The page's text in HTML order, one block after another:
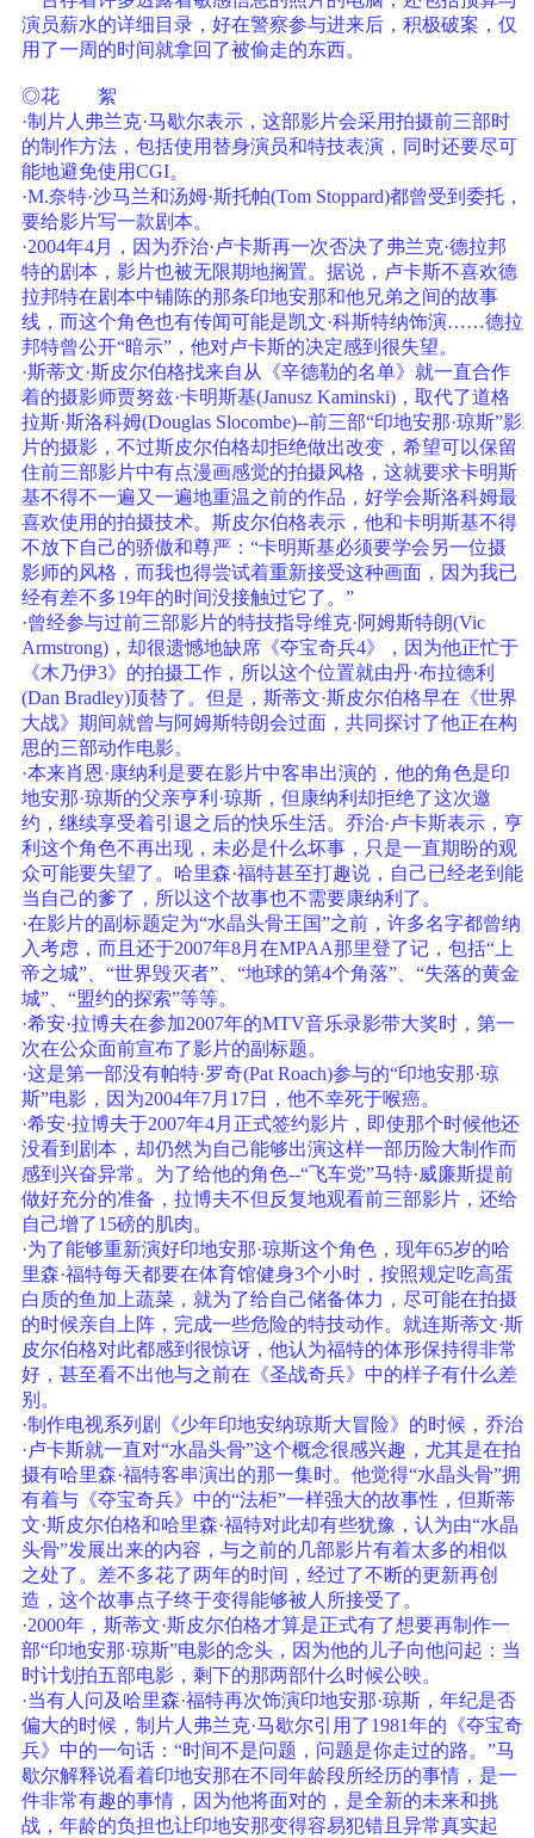
演员薪水的详细目录，好在警察参与进来后，积极破案，仅
用了一周的时间就拿回了被偷走的东西。
◎花 絮
·制片人弗兰克·马歇尔表示，这部影片会采用拍摄前三部时
的制作方法，包括使用替身演员和特技表演，同时还要尽可
能地避免使用CGI。
·M.奈特·沙马兰和汤姆·斯托帕(Tom Stoppard)都曾受到委托，
要给影片写一款剧本。
·2004年4月，因为乔治·卢卡斯再一次否决了弗兰克·德拉邦
特的剧本，影片也被无限期地搁置。据说，卢卡斯不喜欢德
拉邦特在剧本中铺陈的那条印地安那和他兄弟之间的故事
线，而这个角色也有传闻可能是凯文·科斯特纳饰演……德拉
邦特曾公开“暗示”，他对卢卡斯的决定感到很失望。
·斯蒂文·斯皮尔伯格找来自从《辛德勒的名单》就一直合作
着的摄影师贾努兹·卡明斯基(Janusz Kaminski)，取代了道格
拉斯·斯洛科姆(Douglas Slocombe)--前三部“印地安那·琼斯”影
片的摄影，不过斯皮尔伯格却拒绝做出改变，希望可以保留
住前三部影片中有点漫画感觉的拍摄风格，这就要求卡明斯
基不得不一遍又一遍地重温之前的作品，好学会斯洛科姆最
喜欢使用的拍摄技术。斯皮尔伯格表示，他和卡明斯基不得
不放下自己的骄傲和尊严：“卡明斯基必须要学会另一位摄
影师的风格，而我也得尝试着重新接受这种画面，因为我已
经有差不多19年的时间没接触过它了。”
·曾经参与过前三部影片的特技指导维克·阿姆斯特朗(Vic
Armstrong)，却很遗憾地缺席《夺宝奇兵4》，因为他正忙于
《木乃伊3》的拍摄工作，所以这个位置就由丹·布拉德利
(Dan Bradley)顶替了。但是，斯蒂文·斯皮尔伯格早在《世界
大战》期间就曾与阿姆斯特朗会过面，共同探讨了他正在构
思的三部动作电影。
·本来肖恩·康纳利是要在影片中客串出演的，他的角色是印
地安那·琼斯的父亲亨利·琼斯，但康纳利却拒绝了这次邀
约，继续享受着引退之后的快乐生活。乔治·卢卡斯表示，亨
利这个角色不再出现，未必是什么坏事，只是一直期盼的观
众可能要失望了。哈里森·福特甚至打趣说，自己已经老到能
当自己的爹了，所以这个故事也不需要康纳利了。
·在影片的副标题定为“水晶头骨王国”之前，许多名字都曾纳
入考虑，而且还于2007年8月在MPAA那里登了记，包括“上
帝之城”、“世界毁灭者”、“地球的第4个角落”、“失落的黄金
城”、“盟约的探索”等等。
·希安·拉博夫在参加2007年的MTV音乐录影带大奖时，第一
次在公众面前宣布了影片的副标题。
·这是第一部没有帕特·罗奇(Pat Roach)参与的“印地安那·琼
斯”电影，因为2004年7月17日，他不幸死于喉癌。
·希安·拉博夫于2007年4月正式签约影片，即使那个时候他还
没看到剧本，却仍然为自己能够出演这样一部历险大制作而
感到兴奋异常。为了给他的角色--“飞车党”马特·威廉斯提前
做好充分的准备，拉博夫不但反复地观看前三部影片，还给
自己增了15磅的肌肉。
·为了能够重新演好印地安那·琼斯这个角色，现年65岁的哈
里森·福特每天都要在体育馆健身3个小时，按照规定吃高蛋
白质的鱼加上蔬菜，就为了给自己储备体力，尽可能在拍摄
的时候亲自上阵，完成一些危险的特技动作。就连斯蒂文·斯
皮尔伯格对此都感到很惊讶，他认为福特的体形保持得非常
好，甚至看不出他与之前在《圣战奇兵》中的样子有什么差
别。
·制作电视系列剧《少年印地安纳琼斯大冒险》的时候，乔治
·卢卡斯就一直对“水晶头骨”这个概念很感兴趣，尤其是在拍
摄有哈里森·福特客串演出的那一集时。他觉得“水晶头骨”拥
有着与《夺宝奇兵》中的“法柜”一样强大的故事性，但斯蒂
文·斯皮尔伯格和哈里森·福特对此却有些犹豫，认为由“水晶
头骨”发展出来的内容，与之前的几部影片有着太多的相似
之处了。差不多花了两年的时间，经过了不断的更新再创
造，这个故事点子终于变得能够被人所接受了。
·2000年，斯蒂文·斯皮尔伯格才算是正式有了想要再制作一
部“印地安那·琼斯”电影的念头，因为他的儿子向他问起：当
时计划拍五部电影，剩下的那两部什么时候公映。
·当有人问及哈里森·福特再次饰演印地安那·琼斯，年纪是否
偏大的时候，制片人弗兰克·马歇尔引用了1981年的《夺宝奇
兵》中的一句话：“时间不是问题，问题是你走过的路。”马
歇尔解释说看着印地安那在不同年龄段所经历的事情，是一
件非常有趣的事情，因为他将面对的，是全新的未来和挑
战，年龄的负担也让印地安那变得容易犯错且异常真实起